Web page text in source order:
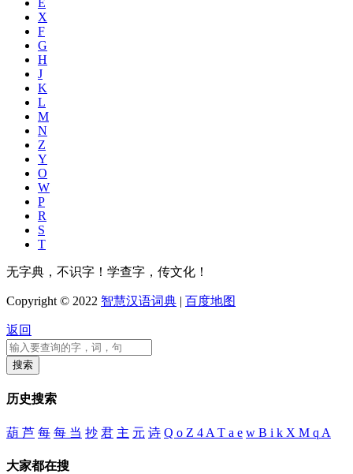
E
X
F
G
H
J
K
L
M
N
Z
Y
O
W
P
R
S
T
无字典，不识字！学查字，传文化！
Copyright © 2022 智慧汉语词典 | 百度地图
返回
历史搜索
葫 芦 每 每 当 抄 君 主 元 诗 Q o Z 4 A T a e w B i k X M q A
大家都在搜